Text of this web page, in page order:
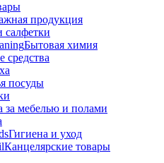
продукция
салфетки
Бытовая химия
посуды
за мебелью и полами
Гигиена и уход
Канцелярские товары